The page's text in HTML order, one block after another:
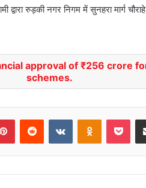
रुड़की नगर निगम में सुनहरा मार्ग
approval of ₹256 crore
schemes.